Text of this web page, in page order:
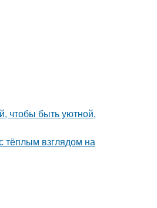
чтобы быть уютной,
тёплым взглядом на